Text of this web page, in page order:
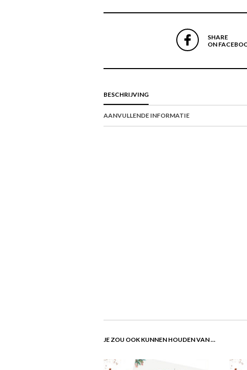
SHARE
ON
BESCHRIJVING
AANVULLENDE INFORMATIE
JE ZOU OOK KUNNEN HOUDEN VAN …